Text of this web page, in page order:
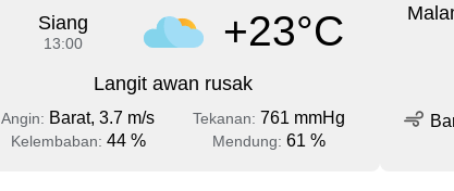
Siang
13:00 +23°C
Langit awan rusak
Angin: Barat, 3.7 m/s Tekanan: 761 mmHg
Kelembaban: 44 % Mendung: 61 %